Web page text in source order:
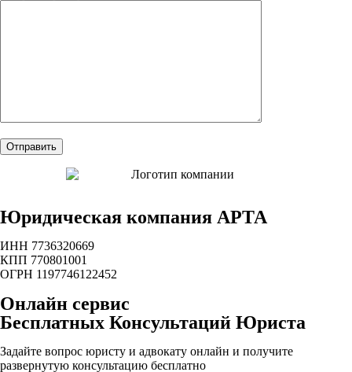
Юридическая компания АРТА
ИНН 7736320669
КПП 770801001
ОГРН 1197746122452
Онлайн сервис
Бесплатных Консультаций Юриста
Задайте вопрос юристу и адвокату онлайн и получите
развернутую консультацию бесплатно